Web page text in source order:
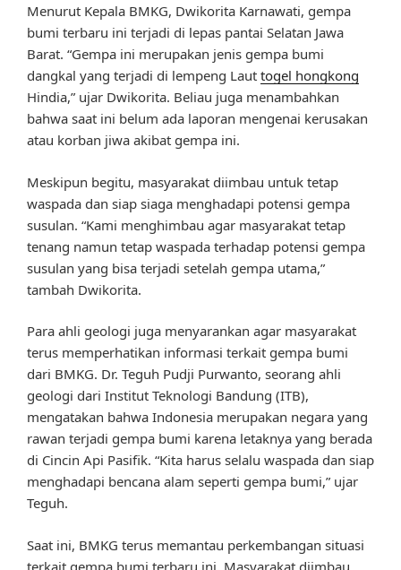
Menurut Kepala BMKG, Dwikorita Karnawati, gempa
bumi terbaru ini terjadi di lepas pantai Selatan Jawa
Barat. “Gempa ini merupakan jenis gempa bumi
dangkal yang terjadi di lempeng Laut togel hongkong
Hindia,” ujar Dwikorita. Beliau juga menambahkan
bahwa saat ini belum ada laporan mengenai kerusakan
atau korban jiwa akibat gempa ini.
Meskipun begitu, masyarakat diimbau untuk tetap
waspada dan siap siaga menghadapi potensi gempa
susulan. “Kami menghimbau agar masyarakat tetap
tenang namun tetap waspada terhadap potensi gempa
susulan yang bisa terjadi setelah gempa utama,”
tambah Dwikorita.
Para ahli geologi juga menyarankan agar masyarakat
terus memperhatikan informasi terkait gempa bumi
dari BMKG. Dr. Teguh Pudji Purwanto, seorang ahli
geologi dari Institut Teknologi Bandung (ITB),
mengatakan bahwa Indonesia merupakan negara yang
rawan terjadi gempa bumi karena letaknya yang berada
di Cincin Api Pasifik. “Kita harus selalu waspada dan siap
menghadapi bencana alam seperti gempa bumi,” ujar
Teguh.
Saat ini, BMKG terus memantau perkembangan situasi
terkait gempa bumi terbaru ini. Masyarakat diimbau